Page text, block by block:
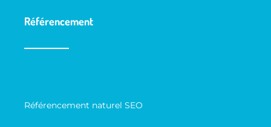
Référencement
Référencement naturel SEO